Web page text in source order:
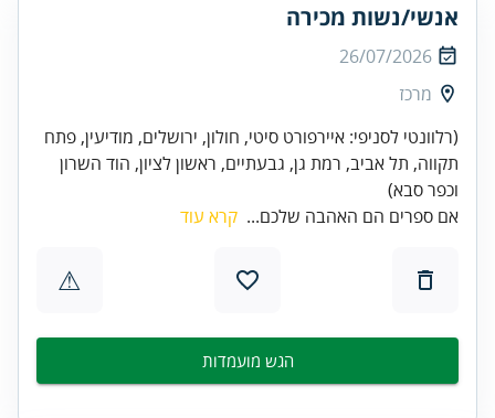
אנשי/נשות מכירה
26/07/2026
מרכז
(רלוונטי לסניפי: איירפורט סיטי, חולון, ירושלים, מודיעין, פתח
תקווה, תל אביב, רמת גן, גבעתיים, ראשון לציון, הוד השרון
וכפר סבא)
אם ספרים הם האהבה שלכם... קרא עוד
⚠
הגש מועמדות